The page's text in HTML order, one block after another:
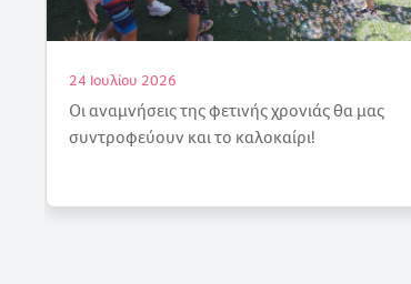
18 Ιουλίου 2026
Γιορτάζουμε την Άνοιξη